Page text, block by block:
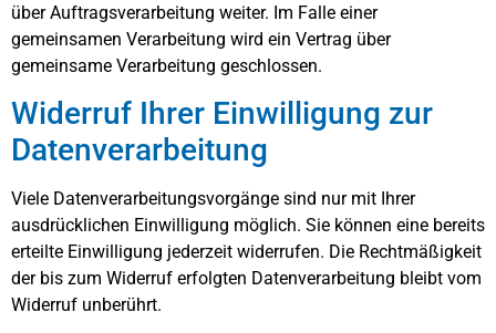
über Auftragsverarbeitung weiter. Im Falle einer
gemeinsamen Verarbeitung wird ein Vertrag über
gemeinsame Verarbeitung geschlossen.
Widerruf Ihrer Einwilligung zur
Datenverarbeitung
Viele Datenverarbeitungsvorgänge sind nur mit Ihrer
ausdrücklichen Einwilligung möglich. Sie können eine bereits
erteilte Einwilligung jederzeit widerrufen. Die Rechtmäßigkeit
der bis zum Widerruf erfolgten Datenverarbeitung bleibt vom
Widerruf unberührt.